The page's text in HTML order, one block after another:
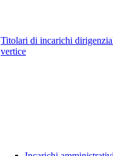
Titolari di incarichi
vertice